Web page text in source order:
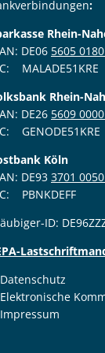
:
Rhein-
DE06 5605
MALADE51KRE
Rhein-
DE26 5609
GENODE51KRE
Köln
DE93 3701
PBNKDEFF
ID:
Datenschutz
Elektronische
Impressum